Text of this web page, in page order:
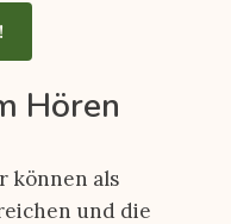
Hören
können als
und die